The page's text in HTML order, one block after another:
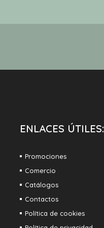
ENLACES ÚTILES:
Promociones
Comercio
Catálogos
Contactos
Política de cookies